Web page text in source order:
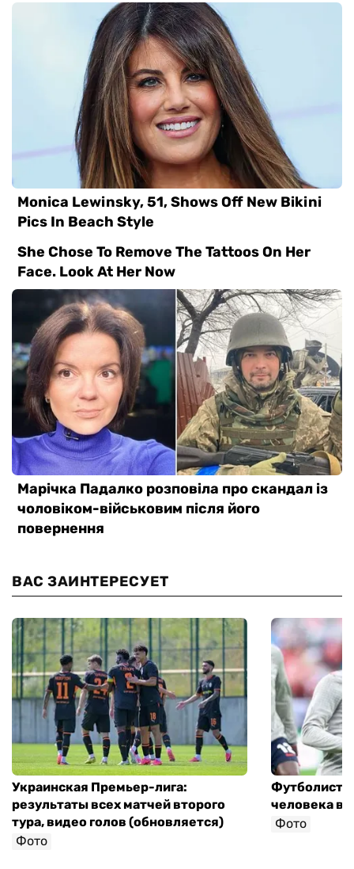
ВАС ЗАИНТЕРЕСУЕТ
Украинская Премьер-лига:
результаты всех матчей второго
тура, видео голов (обновляется)
Фото
Футболист
человека в
Фото